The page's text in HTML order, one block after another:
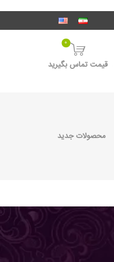
0
قیمت تماس بگیرید
محصولات جدید